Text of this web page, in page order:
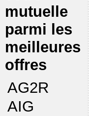
mutuelle
parmi les
meilleures
offres
AG2R
AIG